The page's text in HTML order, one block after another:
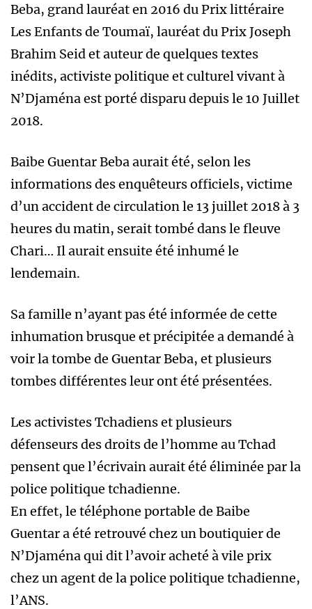
Beba, grand lauréat en 2016 du Prix littéraire
Les Enfants de Toumaï, lauréat du Prix Joseph
Brahim Seid et auteur de quelques textes
inédits, activiste politique et culturel vivant à
N’Djaména est porté disparu depuis le 10 Juillet
2018.
Baibe Guentar Beba aurait été, selon les
informations des enquêteurs officiels, victime
d’un accident de circulation le 13 juillet 2018 à 3
heures du matin, serait tombé dans le fleuve
Chari… Il aurait ensuite été inhumé le
lendemain.
Sa famille n’ayant pas été informée de cette
inhumation brusque et précipitée a demandé à
voir la tombe de Guentar Beba, et plusieurs
tombes différentes leur ont été présentées.
Les activistes Tchadiens et plusieurs
défenseurs des droits de l’homme au Tchad
pensent que l’écrivain aurait été éliminée par la
police politique tchadienne.
En effet, le téléphone portable de Baibe
Guentar a été retrouvé chez un boutiquier de
N’Djaména qui dit l’avoir acheté à vile prix
chez un agent de la police politique tchadienne,
l’ANS.